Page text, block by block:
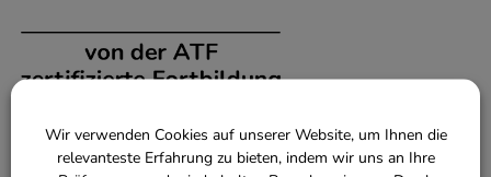
Diese Fortbildung wird mit 2 ATF-Stunde anerkannt.
Wir verwenden Cookies auf unserer Website, um Ihnen die
relevanteste Erfahrung zu bieten, indem wir uns an Ihre